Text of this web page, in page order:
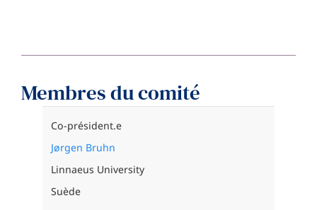
Membres du comité
Co-président.e
Jørgen Bruhn
Linnaeus University
Suède